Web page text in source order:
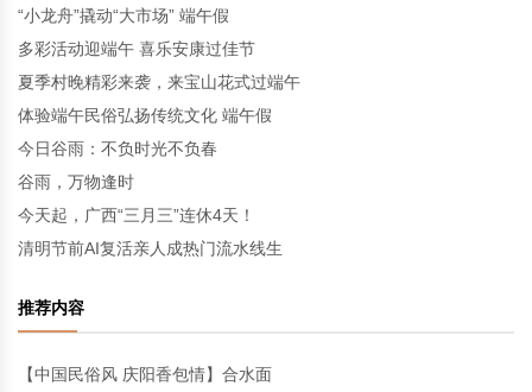
“小龙舟”撬动“大市场” 端午假
多彩活动迎端午 喜乐安康过佳节
夏季村晚精彩来袭，来宝山花式过端午
体验端午民俗弘扬传统文化 端午假
今日谷雨：不负时光不负春
谷雨，万物逢时
今天起，广西“三月三”连休4天！
清明节前AI复活亲人成热门流水线生
推荐内容
【中国民俗风 庆阳香包情】合水面